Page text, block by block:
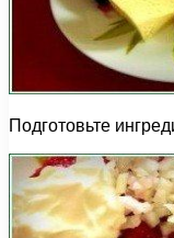
Подготовьте